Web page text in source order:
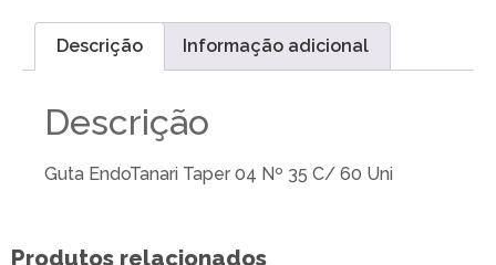
Descrição Informação adicional
Descrição
Guta EndoTanari Taper 04 Nº 35 C/ 60 Uni
Produtos relacionados